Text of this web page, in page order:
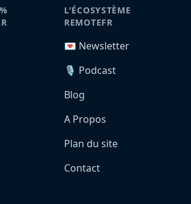
L'ÉCOSYSTÈME
REMOTEFR
💌 Newsletter
🎙️ Podcast
Blog
A Propos
Plan du site
Contact